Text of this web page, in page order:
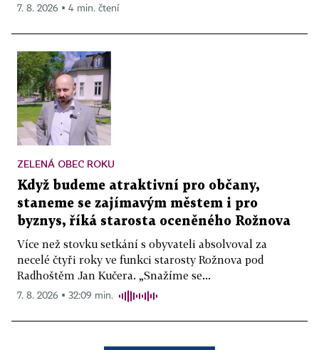
7. 8. 2026 ▪ 4 min. čtení
ZELENÁ OBEC ROKU
Když budeme atraktivní pro občany,
staneme se zajímavým městem i pro
byznys, říká starosta oceněného Rožnova
Více než stovku setkání s obyvateli absolvoval za
necelé čtyři roky ve funkci starosty Rožnova pod
Radhoštěm Jan Kučera. „Snažíme se...
7. 8. 2026 ▪ 32:09 min.